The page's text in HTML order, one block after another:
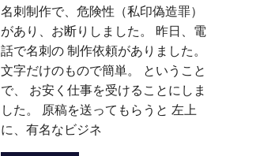
名刺制作で、危険性（私印偽造罪）
があり、お断りしました。 昨日、電
話で名刺の 制作依頼がありました。
文字だけのもので簡単。 ということ
で、 お安く仕事を受けることにしま
した。 原稿を送ってもらうと 左上
に、有名なビジネ